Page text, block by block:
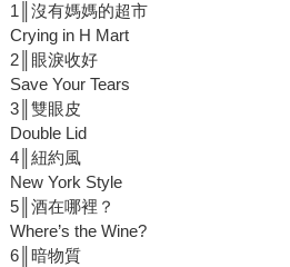
1║沒有媽媽的超市
Crying in H Mart
2║眼淚收好
Save Your Tears
3║雙眼皮
Double Lid
4║紐約風
New York Style
5║酒在哪裡？
Where’s the Wine?
6║暗物質